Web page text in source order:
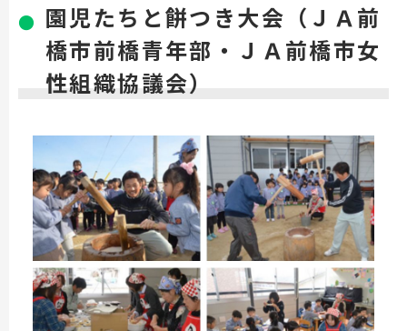
園児たちと餅つき大会（ＪＡ前
橋市前橋青年部・ＪＡ前橋市女
性組織協議会）